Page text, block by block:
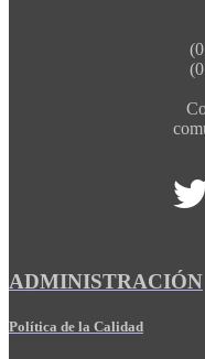
ADMINISTRACIÓN
Política de la Calidad